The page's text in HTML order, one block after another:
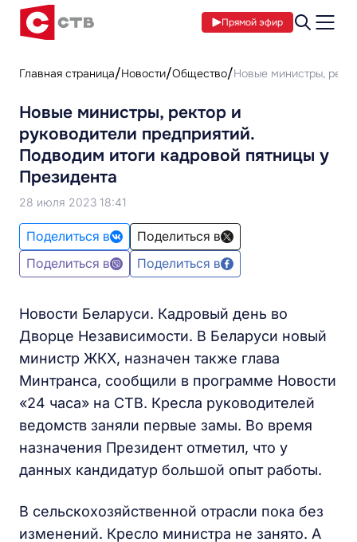
Прямой эфир
Главная страница Новости Общество Новые министры,
Новые министры, ректор и
руководители предприятий.
Подводим итоги кадровой пятницы у
Президента
28 июля 2023 18:41
Поделиться в
Поделиться в
Поделиться в
Поделиться в
Новости Беларуси. Кадровый день во
Дворце Независимости. В Беларуси новый
министр ЖКХ, назначен также глава
Минтранса, сообщили в программе Новости
«24 часа» на СТВ. Кресла руководителей
ведомств заняли первые замы. Во время
назначения Президент отметил, что у
данных кандидатур большой опыт работы.
В сельскохозяйственной отрасли пока без
изменений. Кресло министра не занято. А